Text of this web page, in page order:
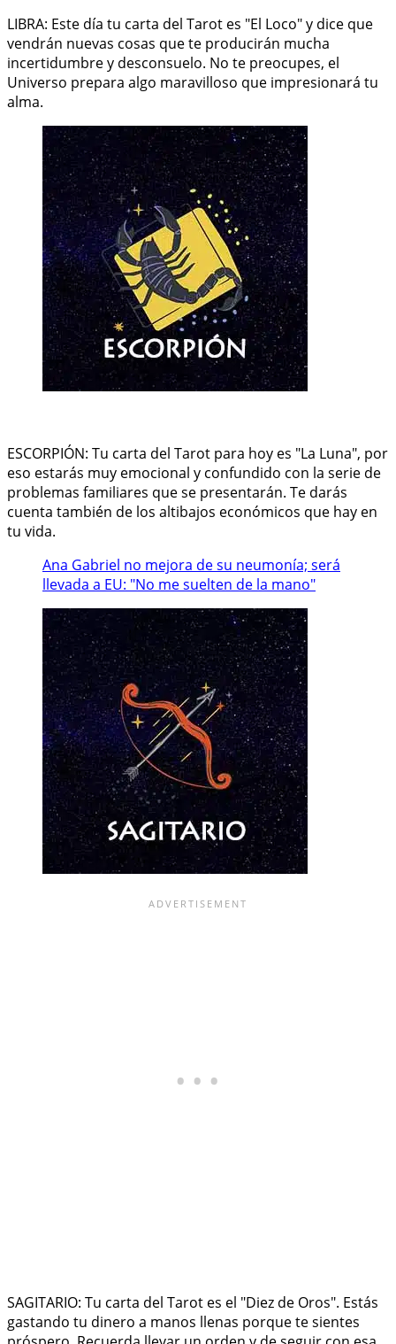
LIBRA: Este día tu carta del Tarot es "El Loco" y dice que
vendrán nuevas cosas que te producirán mucha
incertidumbre y desconsuelo. No te preocupes, el
Universo prepara algo maravilloso que impresionará tu
alma.
ESCORPIÓN: Tu carta del Tarot para hoy es "La Luna", por
eso estarás muy emocional y confundido con la serie de
problemas familiares que se presentarán. Te darás
cuenta también de los altibajos económicos que hay en
tu vida.
Ana Gabriel no mejora de su neumonía; será
llevada a EU: "No me suelten de la mano"
SAGITARIO: Tu carta del Tarot es el "Diez de Oros". Estás
gastando tu dinero a manos llenas porque te sientes